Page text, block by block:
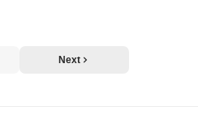
Next